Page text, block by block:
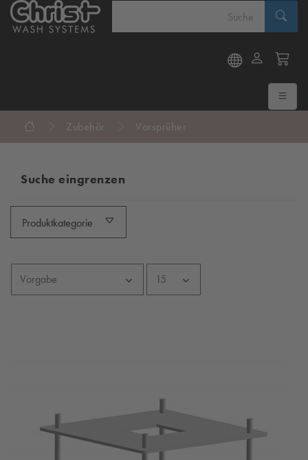
Zubehör Vorsprüher
Suche eingrenzen
Produktkategorie